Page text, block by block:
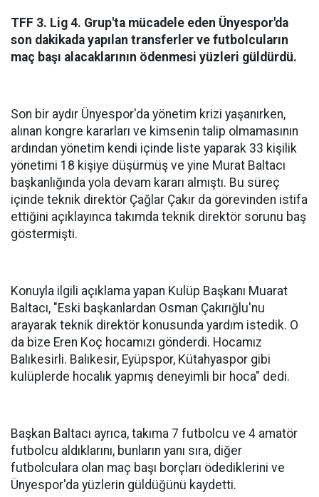
TFF 3. Lig 4. Grup'ta mücadele eden Ünyespor'da
son dakikada yapılan transferler ve futbolcuların
maç başı alacaklarının ödenmesi yüzleri güldürdü.
Son bir aydır Ünyespor'da yönetim krizi yaşanırken,
alınan kongre kararları ve kimsenin talip olmamasının
ardından yönetim kendi içinde liste yaparak 33 kişilik
yönetimi 18 kişiye düşürmüş ve yine Murat Baltacı
başkanlığında yola devam kararı almıştı. Bu süreç
içinde teknik direktör Çağlar Çakır da görevinden istifa
ettiğini açıklayınca takımda teknik direktör sorunu baş
göstermişti.
Konuyla ilgili açıklama yapan Kulüp Başkanı Muarat
Baltacı, "Eski başkanlardan Osman Çakırığlu'nu
arayarak teknik direktör konusunda yardım istedik. O
da bize Eren Koç hocamızı gönderdi. Hocamız
Balıkesirli. Balıkesir, Eyüpspor, Kütahyaspor gibi
kulüplerde hocalık yapmış deneyimli bir hoca" dedi.
Başkan Baltacı ayrıca, takıma 7 futbolcu ve 4 amatör
futbolcu aldıklarını, bunların yanı sıra, diğer
futbolculara olan maç başı borçları ödediklerini ve
Ünyespor'da yüzlerin güldüğünü kaydetti.